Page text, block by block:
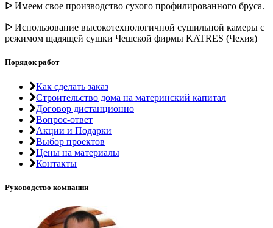
ᐅ Имеем свое производство сухого профилированного бруса.
ᐅ Использование высокотехнологичной сушильной камеры с
режимом щадящей сушки Чешской фирмы KATRES (Чехия)
Порядок работ
Как сделать заказ
Строительство дома на материнский капитал
Договор дистанционно
Вопрос-ответ
Акции и Подарки
Выбор проектов
Цены на материалы
Контакты
Руководство компании